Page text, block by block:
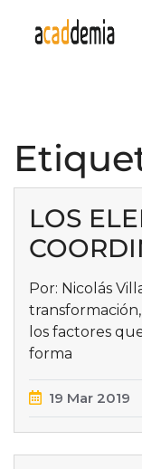
LOS
Por: Nicolás
los factores
forma
19 Mar 2019